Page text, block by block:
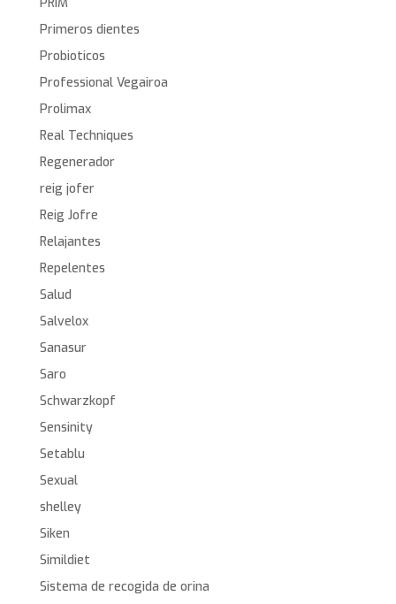
Primeros dientes
Probioticos
Professional Vegairoa
Prolimax
Real Techniques
Regenerador
reig jofer
Reig Jofre
Relajantes
Repelentes
Salud
Salvelox
Sanasur
Saro
Schwarzkopf
Sensinity
Setablu
Sexual
shelley
Siken
Simildiet
Sistema de recogida de orina